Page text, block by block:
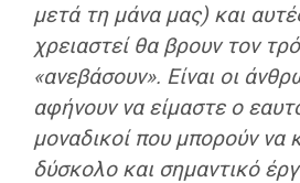
μετά τη μάνα μας) και
χρειαστεί θα βρουν τον
«ανεβάσουν». Είναι οι
αφήνουν να είμαστε ο
μοναδικοί που μπορούν να
δύσκολο και σημαντικό